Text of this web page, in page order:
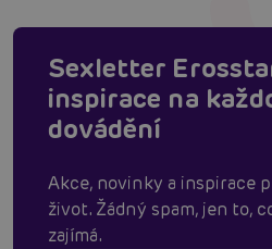
Sexletter
inspirace na
dovádění
Akce, novinky a inspirace
život. Žádný spam, jen to,
zajímá.